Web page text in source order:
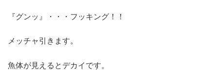
『グンッ』・・・フッキング！！
メッチャ引きます。
魚体が見えるとデカイです。